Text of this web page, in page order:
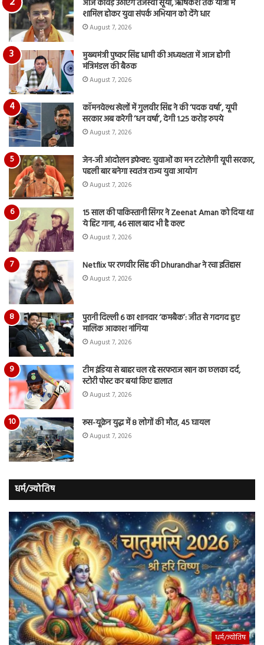
आज कांवड़ उठाएंगे तेजस्वी सूर्या, ऋषिकेश तक यात्रा में
शामिल होकर युवा संपर्क अभियान को देंगे धार
August 7, 2026
मुख्यमंत्री पुष्कर सिंह धामी की अध्यक्षता में आज होगी
मंत्रिमंडल की बैठक
August 7, 2026
कॉमनवेल्थ खेलों में गुलवीर सिंह ने की ‘पदक वर्षा’, यूपी
सरकार अब करेगी ‘धन वर्षा’, देगी 1.25 करोड़ रुपये
August 7, 2026
जेन-जी आंदोलन इफेक्ट: युवाओं का मन टटोलेगी यूपी सरकार,
पहली बार बनेगा स्वतंत्र राज्य युवा आयोग
August 7, 2026
15 साल की पाकिस्तानी सिंगर ने Zeenat Aman को दिया था
ये हिट गाना, 46 साल बाद भी है कल्ट
August 7, 2026
Netflix पर रणवीर सिंह की Dhurandhar ने रचा इतिहास
August 7, 2026
पुरानी दिल्ली 6 का शानदार ‘कमबैक’: जीत से गदगद हुए
मालिक आकाश नांगिया
August 7, 2026
टीम इंडिया से बाहर चल रहे सरफराज खान का छलका दर्द,
स्टोरी पोस्ट कर बयां किए हालात
August 7, 2026
रूस-यूक्रेन युद्ध में 8 लोगों की मौत, 45 घायल
August 7, 2026
धर्म/ज्योतिष
धर्म/ज्योतिष